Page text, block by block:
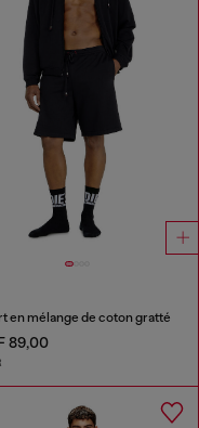
en mélange de coton gratté
89,00